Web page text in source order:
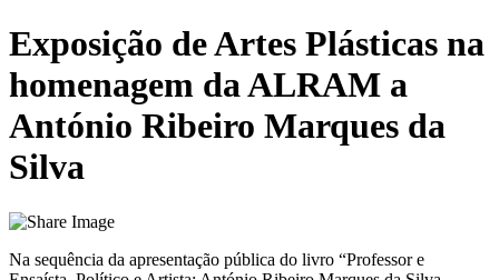
Exposição de Artes Plásticas na
homenagem da ALRAM a
António Ribeiro Marques da
Silva
Na sequência da apresentação pública do livro “Professor e